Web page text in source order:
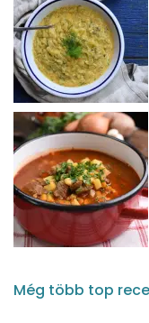
Még több top